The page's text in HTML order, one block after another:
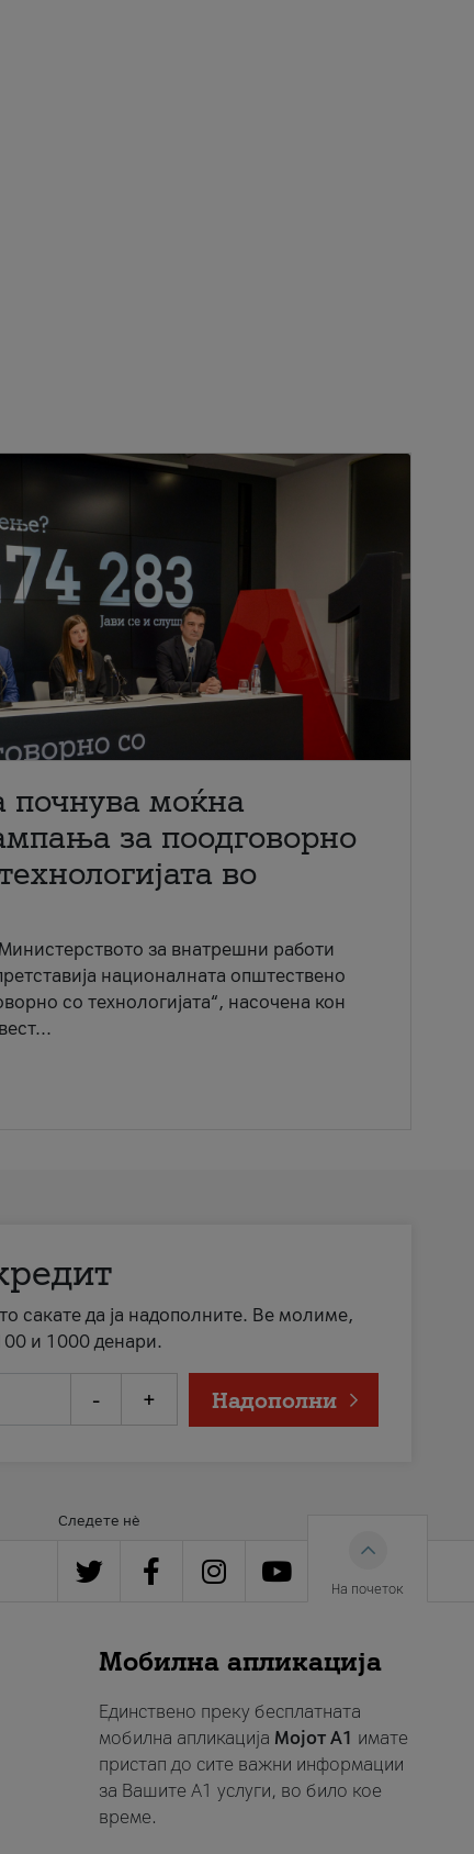
почнува моќна
за поодговорно
во
за внатрешни работи
националната општествено
со технологијата“, насочена кон
сакате да ја надополните. Ве молиме,
и 1000 денари.
- + Надополни
Следете нè
На почеток
Мобилна апликација
Единствено преку бесплатната
мобилна апликација Мојот A1 имате
пристап до сите важни информации
за Вашите A1 услуги, во било кое
време.